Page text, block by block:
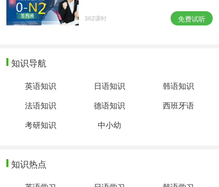
362课时 免费试听
知识导航
英语知识 日语知识
韩语知识
法语知识
德语知识
西班牙语
考研知识
中小幼
知识热点